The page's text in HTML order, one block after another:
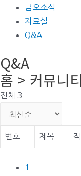
금오소식
자료실
Q&A
Q&A
홈 > 커뮤니
전체 3
번호 제목
1